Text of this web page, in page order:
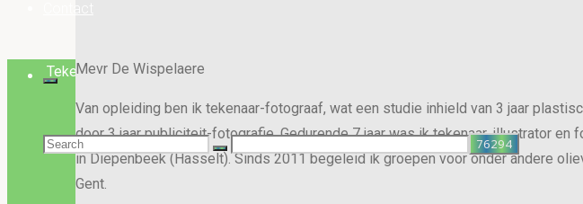
Search
Home
TekenenMevr De Wispelaere
Van opleiding ben ik tekenaar-fotograaf, wat een studie inhield van 3 jaar
door 3 jaar publiciteit-fotografie. Gedurende 7 jaar was ik tekenaar, illustrator en
in Diepenbeek (Hasselt). Sinds 2011 begeleid ik groepen voor onder andere
Gent.